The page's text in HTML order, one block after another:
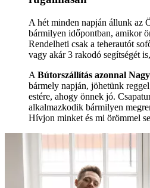
A hét minden napján állunk az
bármilyen időpontban, amikor
Rendelheti csak a teherautót
vagy akár 3 rakodó segítségét
A Bútorszállítás azonnal
bármely napján, jöhetünk
estére, ahogy önnek jó.
alkalmazkodik bármilyen
Hívjon minket és mi örömmel